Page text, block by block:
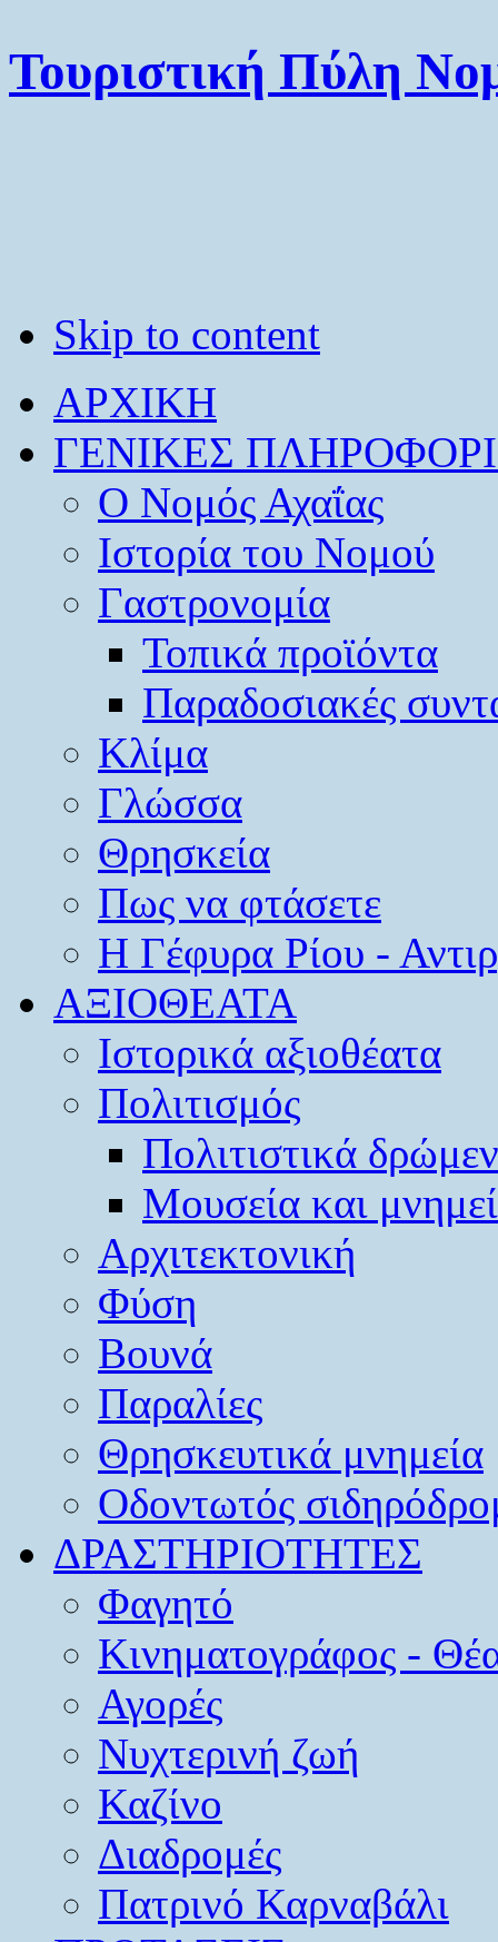
Τουριστική Πύλη
Skip to content
ΑΡΧΙΚΗ
ΓΕΝΙΚΕΣ
O Νομός Αχαΐας
Ιστορία του Νομού
Γαστρονομία
Τοπικά προϊόντα
Παραδοσιακές
Κλίμα
Γλώσσα
Θρησκεία
Πως να φτάσετε
Η Γέφυρα Ρίου -
ΑΞΙΟΘΕΑΤΑ
Ιστορικά αξιοθέατα
Πολιτισμός
Πολιτιστικά
Μουσεία και
Αρχιτεκτονική
Φύση
Βουνά
Παραλίες
Θρησκευτικά μνημεία
Οδοντωτός
ΔΡΑΣΤΗΡΙΟΤΗΤΕΣ
Φαγητό
Κινηματογράφος -
Αγορές
Νυχτερινή ζωή
Καζίνο
Διαδρομές
Πατρινό Καρναβάλι